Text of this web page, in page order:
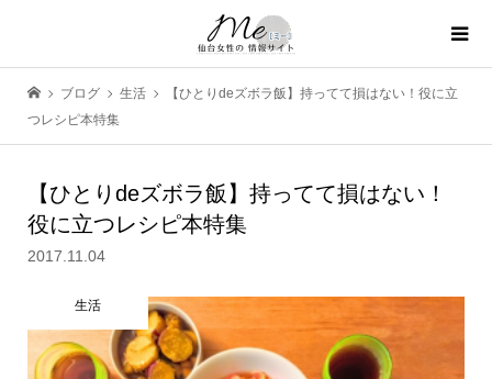
ブログ 生活
【ひとりdeズボラ飯】持ってて損はない！役に立
つレシピ本特集
【ひとりdeズボラ飯】持ってて損はない！
役に立つレシピ本特集
2017.11.04
生活